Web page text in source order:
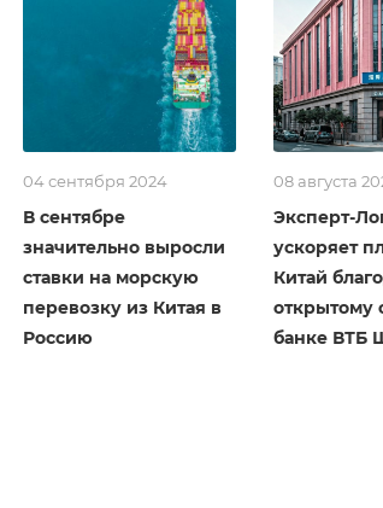
04 сентября 2024
В сентябре
значительно выросли
ставки на морскую
перевозку из Китая в
Россию
08 августа
Эксперт-
ускоряет
Китай
открытому
банке ВТБ